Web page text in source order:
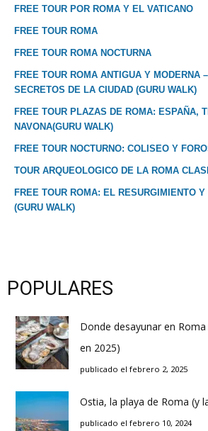
FREE TOUR POR ROMA Y EL VATICANO
FREE TOUR ROMA
FREE TOUR ROMA NOCTURNA
FREE TOUR ROMA ANTIGUA Y MODERNA
SECRETOS DE LA CIUDAD (GURU WALK)
FREE TOUR PLAZAS DE ROMA: ESPAÑA,
NAVONA(GURU WALK)
FREE TOUR NOCTURNO: COLISEO Y
TOUR ARQUEOLOGICO DE LA ROMA
FREE TOUR ROMA: EL RESURGIMIENTO
(GURU WALK)
POPULARES
Donde desayunar en
en 2025)
publicado el febrero 2, 2025
Ostia, la playa de Roma (y
publicado el febrero 10, 2024